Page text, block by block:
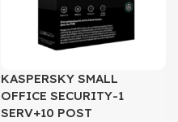
KASPERSKY SMALL
OFFICE SECURITY-1
SERV+10 POST